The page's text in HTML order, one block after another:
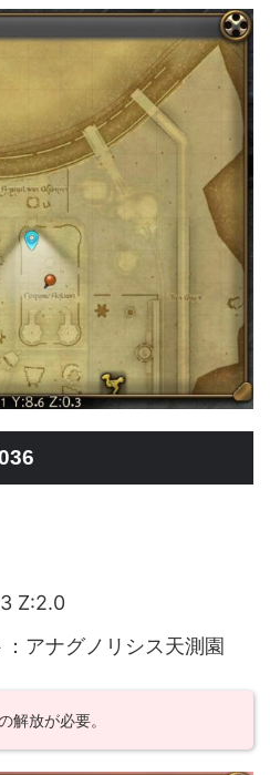
Z:2.0
アナグノリシス天測園
解放が必要。